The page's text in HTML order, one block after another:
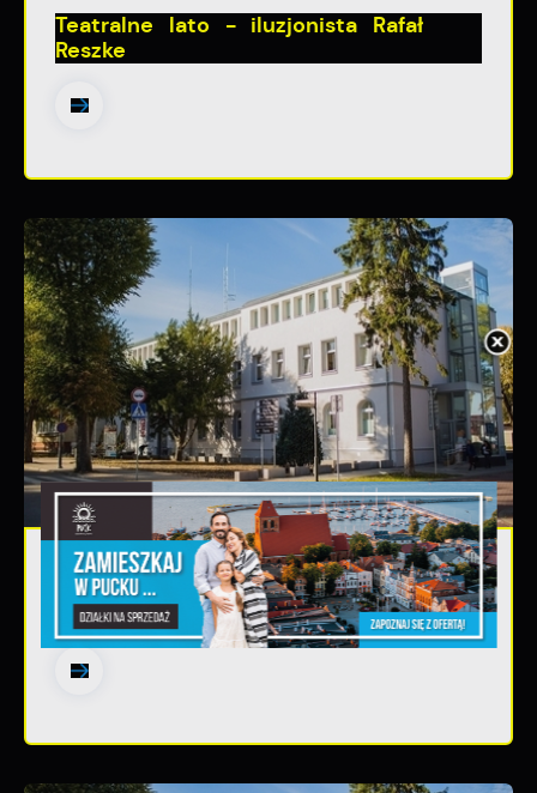
Teatralne lato - iluzjonista Rafał
Reszke
20 - 08 - 2026
Teatralne lato - Zdrowo i kolorowo